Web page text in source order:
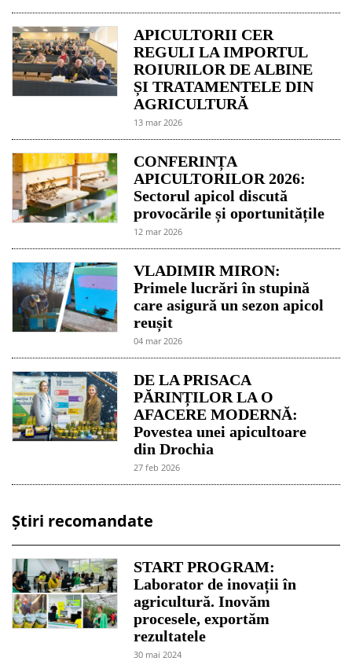
APICULTORII CER
REGULI LA IMPORTUL
ROIURILOR DE ALBINE
ȘI TRATAMENTELE DIN
AGRICULTURĂ
13 mar 2026
CONFERINȚA
APICULTORILOR 2026:
Sectorul apicol discută
provocările și oportunitățile
12 mar 2026
VLADIMIR MIRON:
Primele lucrări în stupină
care asigură un sezon apicol
reușit
04 mar 2026
DE LA PRISACA
PĂRINȚILOR LA O
AFACERE MODERNĂ:
Povestea unei apicultoare
din Drochia
27 feb 2026
Știri recomandate
START PROGRAM:
Laborator de inovații în
agricultură. Inovăm
procesele, exportăm
rezultatele
30 mai 2024